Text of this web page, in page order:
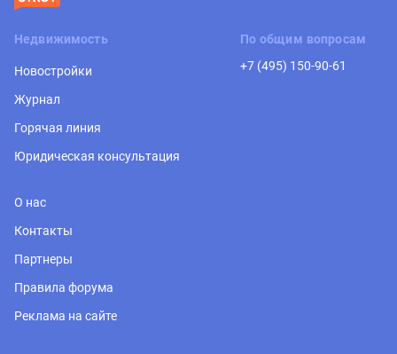
Недвижимость
Новостройки
Журнал
Горячая линия
Юридическая консультация
По общим вопросам
+7 (495) 150-90-61
О нас
Контакты
Партнеры
Правила форума
Реклама на сайте